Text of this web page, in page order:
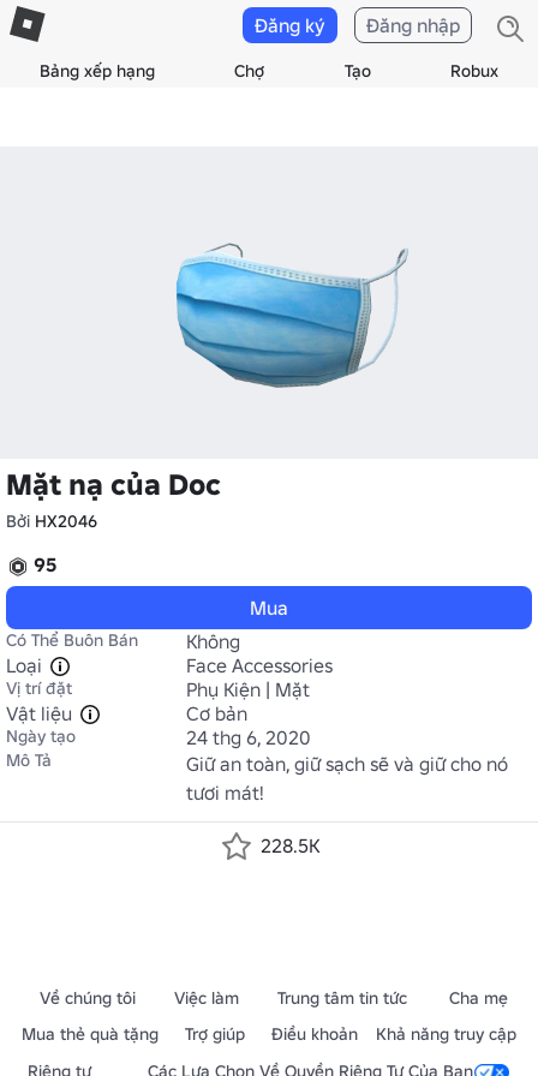
Bảng xếp hạng Chợ Tạo Robux
Đăng ký Đăng nhập
Mặt nạ của Doc
Bởi HX2046
95
Mua
Có Thể Buôn Bán
Không
Loại
Face Accessories
Vị trí đặt
Phụ Kiện | Mặt
Vật liệu
Cơ bản
Ngày tạo 24 thg 6, 2020
Mô Tả
Giữ an toàn, giữ sạch sẽ và giữ cho nó
tươi mát!
228.5K
Về chúng tôi Việc làm Trung tâm tin tức
Cha mẹ
Mua thẻ quà tặng
Trợ giúp Điều khoản
Khả năng truy cập
Riêng tư
Các Lựa Chọn Về Quyền Riêng Tư Của Bạn